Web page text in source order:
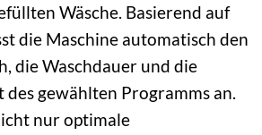
Wäsche. Basierend auf
die Maschine automatisch den
die Waschdauer und die
gewählten Programms an.
nur optimale